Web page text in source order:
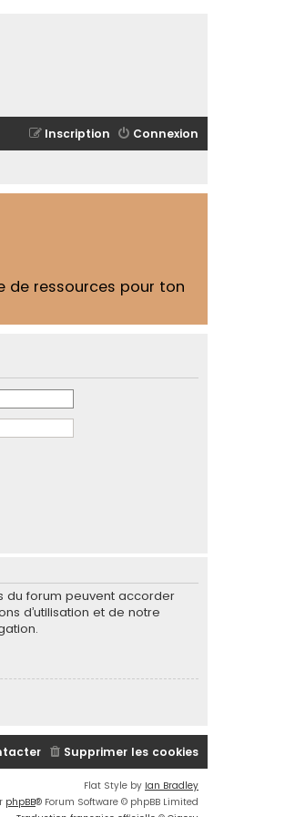
Connexion
Inscription
de ressources pour ton
du forum peuvent accorder
d’utilisation et de notre
Supprimer les cookies
Flat Style by Ian Bradley
phpBB® Forum Software © phpBB Limited